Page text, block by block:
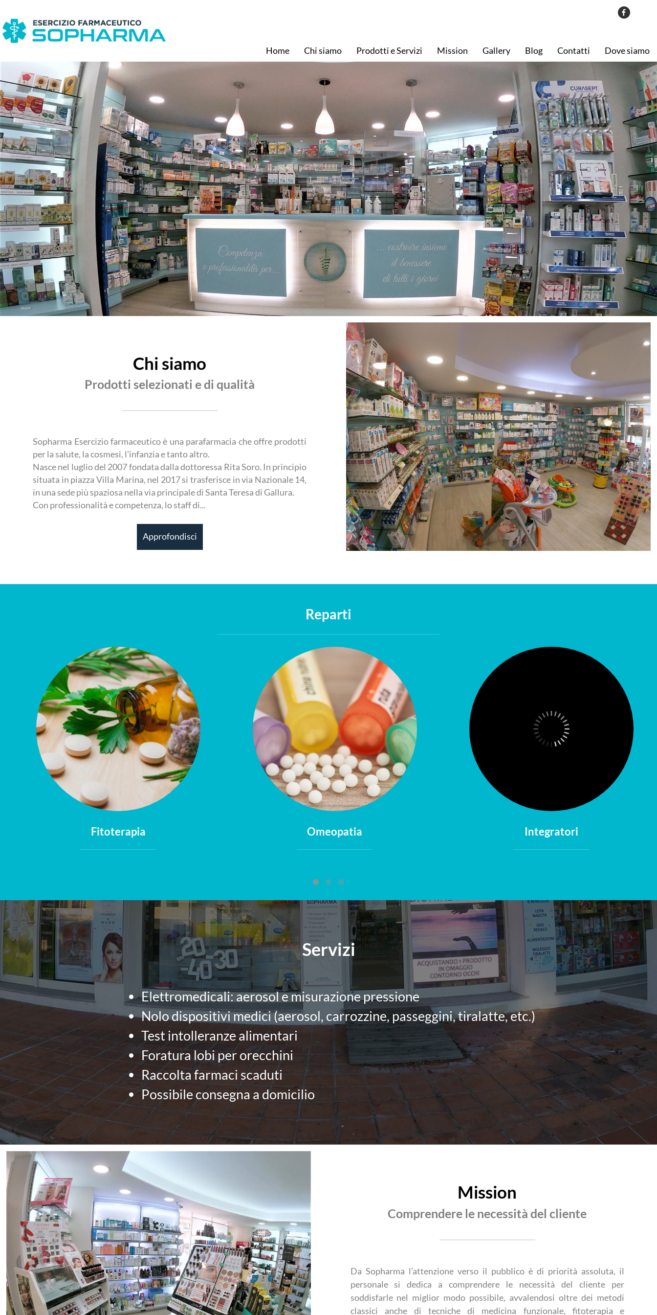
Home Chi siamo Prodotti e Servizi Mission Gallery Blog Contatti Dove siamo
Chi siamo
Prodotti selezionati e di qualità
Sopharma Esercizio farmaceutico è una parafarmacia che offre prodotti
per la salute, la cosmesi, l'infanzia e tanto altro.
Nasce nel luglio del 2007 fondata dalla dottoressa Rita Soro. In principio
situata in piazza Villa Marina, nel 2017 si trasferisce in via Nazionale 14,
in una sede più spaziosa nella via principale di Santa Teresa di Gallura.
Con professionalità e competenza, lo staff di...
Approfondisci
Reparti
Fitoterapia Omeopatia Integratori
Servizi
Elettromedicali: aerosol e misurazione pressione
Nolo dispositivi medici (aerosol, carrozzine, passeggini, tiralatte, etc.)
Test intolleranze alimentari
Foratura lobi per orecchini
Raccolta farmaci scaduti
Possibile consegna a domicilio
Mission
Comprendere le necessità del cliente
Da Sopharma l’attenzione verso il pubblico è di priorità assoluta, il
personale si dedica a comprendere le necessità del cliente per
soddisfarle nel miglior modo possibile, avvalendosi oltre dei metodi
classici anche di tecniche di medicina funzionale, fitoterapia e